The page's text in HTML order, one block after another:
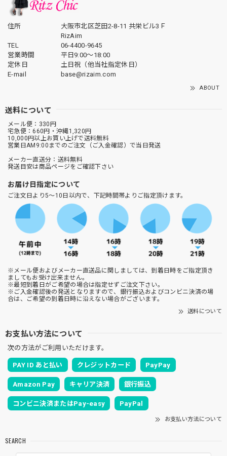
住所
大阪市北区芝田2-8-11 共栄ビル3Ｆ
RizAim
TEL
06-4400-9645
営業時間
平日9:00～18:00
定休日
土日祝（他当社指定休日）
E-mail
base@rizaim.com
ABOUT
送料について
メール便：330円
宅急便：660円・沖縄1,320円
10,000円以上お買い上げで送料無料
営業日AM9:00までのご注文（ご入金確認）で当日発送
メーカー直送分：送料無料
発送目安は商品ページをご確認下さい
お届け日指定について
ご注文日より5～10日以内で、下記時間帯よりご指定頂けます。
※メール便およびメーカー直送品に関しましては、到着日時をご指定頂き
ましてもお受け出来ません。
※最短到着日がご希望の場合は指定せずご注文下さい。
※ご入金確認後の発送となりますので、銀行振込およびコンビニ決済の場
合は、ご希望の到着日時に沿えない場合がございます。
送料について
お支払い方法について
次の方法がご利用いただけます。
PAY ID あと払い クレジットカード PayPay
Amazon Pay キャリア決済 銀行振込
コンビニ決済またはPay-easy PayPal
お支払い方法について
SEARCH